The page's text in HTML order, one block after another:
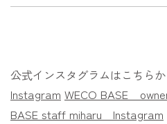
公式インスタグラムはこちら
Instagram WECO BASE
BASE staff miharu Instagram